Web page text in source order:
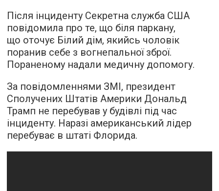
Після інциденту Секретна служба США
повідомила про те, що біля паркану,
що оточує Білий дім, якийсь чоловік
поранив себе з вогнепальної зброї.
Пораненому надали медичну допомогу.
За повідомленнями ЗМІ, президент
Сполучених Штатів Америки Дональд
Трамп не перебував у будівлі під час
інциденту. Наразі американський лідер
перебуває в штаті Флорида.